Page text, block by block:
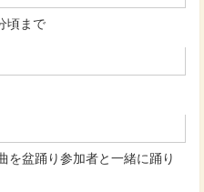
頃まで
を盆踊り参加者と一緒に踊り